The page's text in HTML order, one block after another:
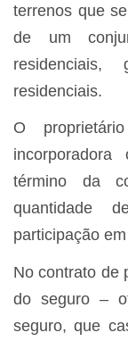
terrenos que
de um
residenciais,
residenciais.
O
término da
quantidade
participação
No contrato de
do seguro –
seguro, que